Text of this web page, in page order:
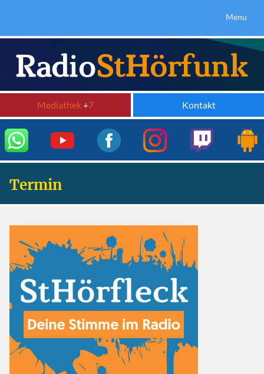
Menu
Mediathek+7 Kontakt
Termin